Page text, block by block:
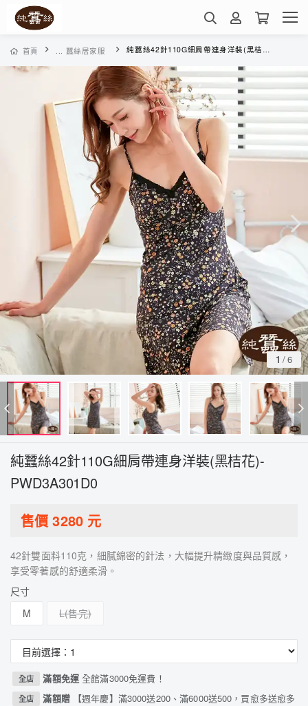
首頁 ... 蠶絲居家服 純蠶絲42針110G細肩帶連身洋裝(黑桔花)-PWD3A301D0
1 /6
純蠶絲42針110G細肩帶連身洋裝(黑桔花)-
PWD3A301D0
售價3280元
42針雙面料110克，細膩綿密的針法，大幅提升精緻度與品質感，
享受零著感的舒適柔滑。
尺寸
M
L
全店 滿額免運全館滿3000免運費！
全店 滿額贈 【週年慶】滿3000送200、滿6000送500，買愈多送愈多